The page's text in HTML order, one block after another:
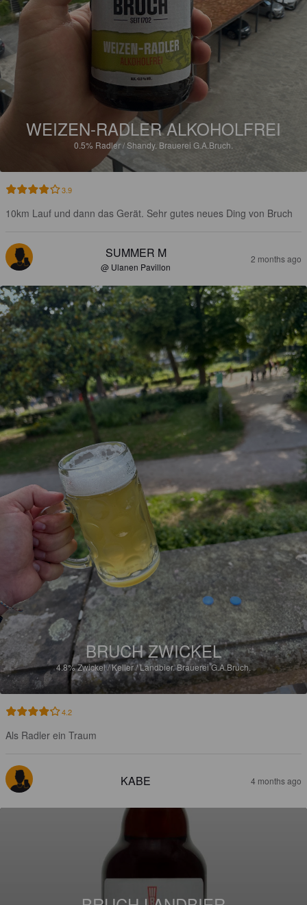
WEIZEN-RADLER ALKOHOLFREI
0.5% Radler / Shandy. Brauerei G.A.Bruch.
3.9
10km Lauf und dann das Gerät. Sehr gutes neues Ding von Bruch
SUMMER M
@ Ulanen Pavillon
2 months ago
BRUCH ZWICKEL
4.8%Zwickel / Keller / Landbier.Brauerei G.A.Bruch.
4.2
Als Radler ein Traum
KABE 4 months ago